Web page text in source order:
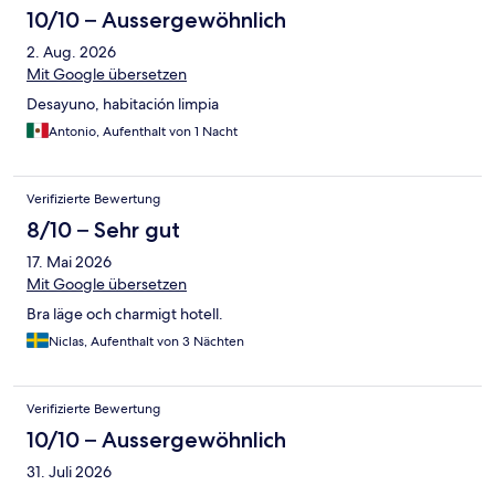
10/10 – Aussergewöhnlich
2. Aug. 2026
Mit Google übersetzen
Desayuno, habitación limpia
Antonio, Aufenthalt von 1 Nacht
Verifizierte Bewertung
8/10 – Sehr gut
17. Mai 2026
Mit Google übersetzen
Bra läge och charmigt hotell.
Niclas, Aufenthalt von 3 Nächten
Verifizierte Bewertung
10/10 – Aussergewöhnlich
31. Juli 2026